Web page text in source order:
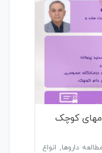
کوچک
داروها, انواع